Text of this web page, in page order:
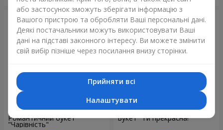
Романтичний букет
"Чарівність"
Букет "Ти прекрасна!"
або застосунок зможуть зберігати інформацію з
Вашого пристрою та обробляти Ваші персональні дані.
Деякі постачальники можуть використовувати Ваші
дані на підставі законного інтересу. Ви можете змінити
свій вибір пізніше через посилання внизу сторінки.
Прийняти всі
Налаштувати